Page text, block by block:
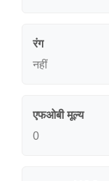
रंग
नहीं
एफओबी मूल्य
0